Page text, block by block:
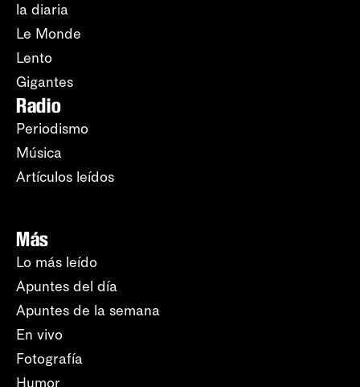
la diaria
Le Monde
Lento
Gigantes
Radio
Periodismo
Música
Artículos leídos
Más
Lo más leído
Apuntes del día
Apuntes de la semana
En vivo
Fotografía
Humor